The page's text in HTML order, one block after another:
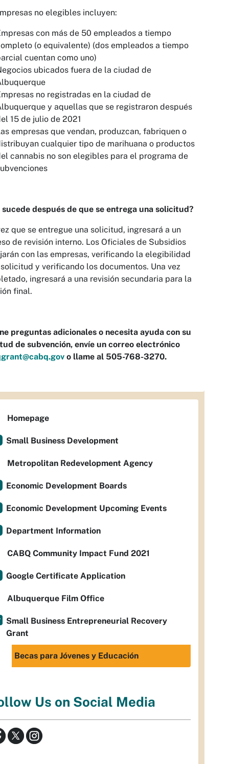
no elegibles incluyen:
con más de 50 empleados a tiempo
(o equivalente) (dos empleados a tiempo
cuentan como uno)
ubicados fuera de la ciudad de
no registradas en la ciudad de
y aquellas que se registraron después
15 de julio de 2021
empresas que vendan, produzcan, fabriquen o
cualquier tipo de marihuana o productos
cannabis no son elegibles para el programa de
sucede después de que se entrega una solicitud?
que se entregue una solicitud, ingresará a un
de revisión interno. Los Oficiales de Subsidios
con las empresas, verificando la elegibilidad
y verificando los documentos. Una vez
ingresará a una revisión secundaria para la
final.
preguntas adicionales o necesita ayuda con su
de subvención, envíe un correo electrónico
o llame al 505-768-3270.
Homepage
Small Business Development
Metropolitan Redevelopment Agency
Economic Development Boards
Economic Development Upcoming Events
Department Information
CABQ Community Impact Fund 2021
Google Certificate Application
Albuquerque Film Office
Small Business Entrepreneurial Recovery
Grant
Becas para Jóvenes y Educación
Us on Social Media